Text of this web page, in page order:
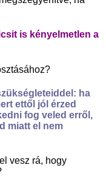
is kényelmetlen a
ha
ettől jól érzed
fog veled erről,
miatt el nem
vesz rá, hogy